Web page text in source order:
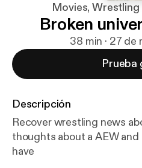
Movies,
Broken
38 min · 27
Prueba
Descripción
Recover wrestling news
thoughts about a AEW
have